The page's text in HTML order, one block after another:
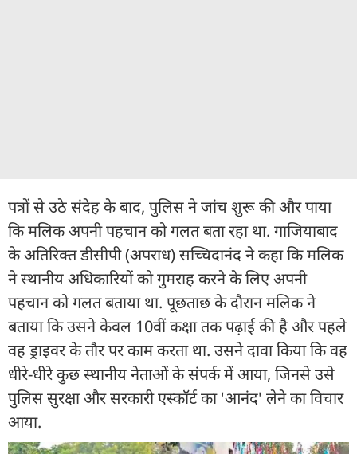
पत्रों से उठे संदेह के बाद, पुलिस ने जांच शुरू की और पाया
कि मलिक अपनी पहचान को गलत बता रहा था. गाजियाबाद
के अतिरिक्त डीसीपी (अपराध) सच्चिदानंद ने कहा कि मलिक
ने स्थानीय अधिकारियों को गुमराह करने के लिए अपनी
पहचान को गलत बताया था. पूछताछ के दौरान मलिक ने
बताया कि उसने केवल 10वीं कक्षा तक पढ़ाई की है और पहले
वह ड्राइवर के तौर पर काम करता था. उसने दावा किया कि वह
धीरे-धीरे कुछ स्थानीय नेताओं के संपर्क में आया, जिनसे उसे
पुलिस सुरक्षा और सरकारी एस्कॉर्ट का 'आनंद' लेने का विचार
आया.